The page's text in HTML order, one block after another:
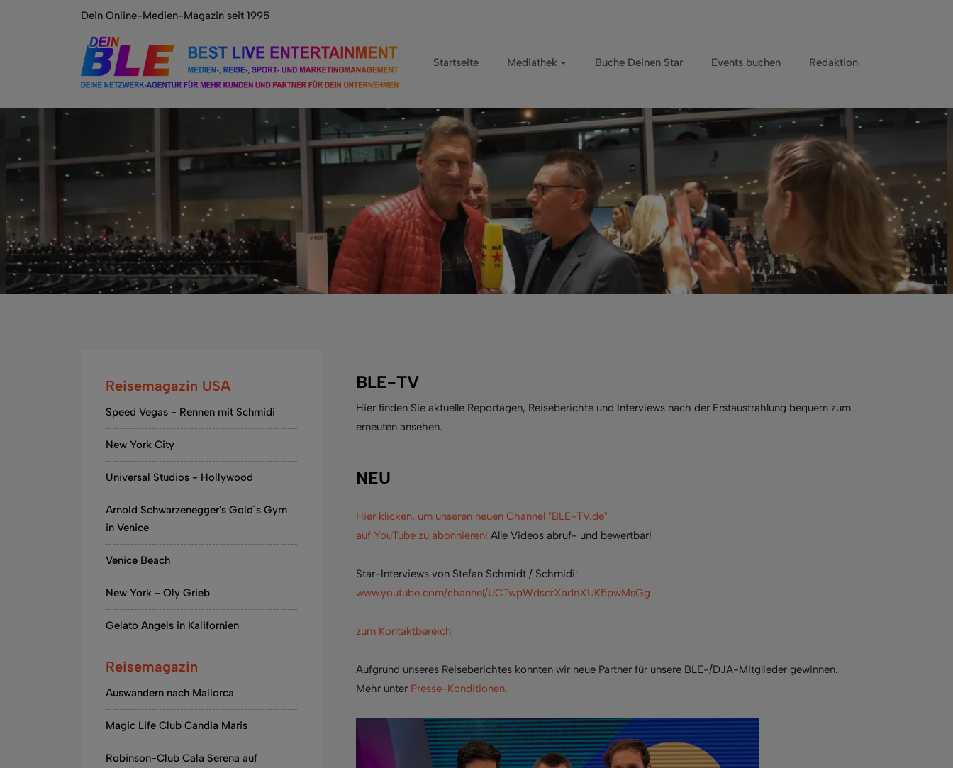
Dein Online-Medien-Magazin seit 1995
Startseite Mediathek Buche Deinen Star Events buchen Redaktion
Reisemagazin USA
Speed Vegas - Rennen mit Schmidi
New York City
Universal Studios - Hollywood
Arnold Schwarzenegger's Gold´s Gym
in Venice
Venice Beach
New York - Oly Grieb
Gelato Angels in Kalifornien
Reisemagazin
Auswandern nach Mallorca
Magic Life Club Candia Maris
Robinson-Club Cala Serena auf
BLE-TV
Hier finden Sie aktuelle Reportagen, Reiseberichte und Interviews nach der Erstaustrahlung bequem zum
erneuten ansehen.
NEU
Hier klicken, um unseren neuen Channel "BLE-TV.de"
auf YouTube zu abonnieren! Alle Videos abruf- und bewertbar!
Star-Interviews von Stefan Schmidt / Schmidi:
www.youtube.com/channel/UCTwpWdscrXadnXUK5pwMsGg
zum Kontaktbereich
Aufgrund unseres Reiseberichtes konnten wir neue Partner für unsere BLE-/DJA-Mitglieder gewinnen.
Mehr unter Presse-Konditionen.